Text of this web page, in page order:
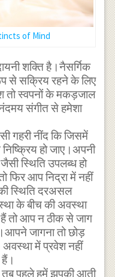
of Mind
शक्ति है।नैसर्गिक
से सक्रिय रहने के लिए
तो स्वपनों के मकड़जाल
संगीत से हमेशा
गहरी नींद कि जिसमें
हो जाए।अपनी
स्थिति उपलब्ध हो
फिर आप निद्रा में नहीं
स्थिति दरअसल
के बीच की अवस्था
तो आप न ठीक से जाग
जागना तो छोड़
अवस्था में प्रवेश नहीं
पहले हमें झपकी आती